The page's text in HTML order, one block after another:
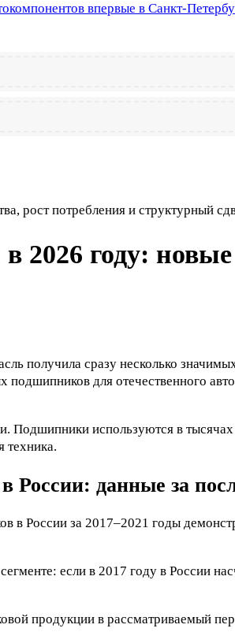
впервые в Санкт-
рост потребления и структурный
году: новые
получила сразу несколько
для отечественного
используются в тысячах
техника.
России: данные за
России за 2017–2021 годы
если в 2017 году в России
продукции в рассматриваемый